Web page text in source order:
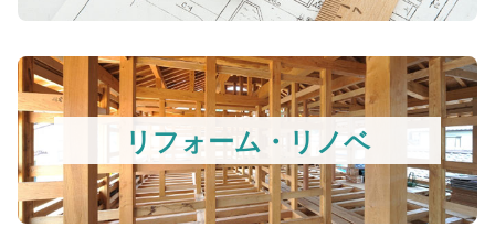
リフォーム・リノベ